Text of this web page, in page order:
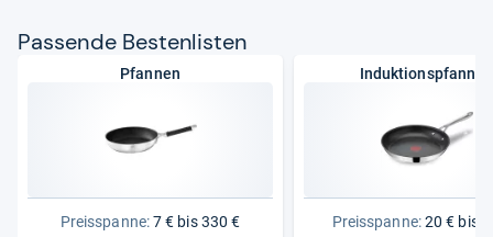
Pas­sende Bes­ten­lis­ten
Pfannen
Preisspanne:7 € bis 330 €
Induktionspfannen
Preisspanne:20 € bis